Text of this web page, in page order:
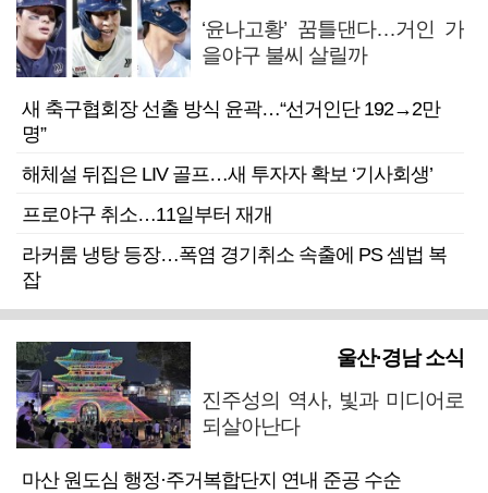
‘윤나고황’ 꿈틀댄다…거인 가
을야구 불씨 살릴까
새 축구협회장 선출 방식 윤곽…“선거인단 192→2만
명”
해체설 뒤집은 LIV 골프…새 투자자 확보 ‘기사회생’
프로야구 취소…11일부터 재개
라커룸 냉탕 등장…폭염 경기취소 속출에 PS 셈법 복
잡
울산·경남 소식
진주성의 역사, 빛과 미디어로
되살아난다
마산 원도심 행정·주거복합단지 연내 준공 수순